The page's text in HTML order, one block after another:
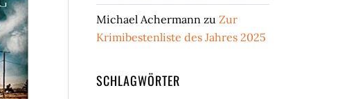
Michael Achermann zu Zur
Krimibestenliste des Jahres 2025
SCHLAGWÖRTER